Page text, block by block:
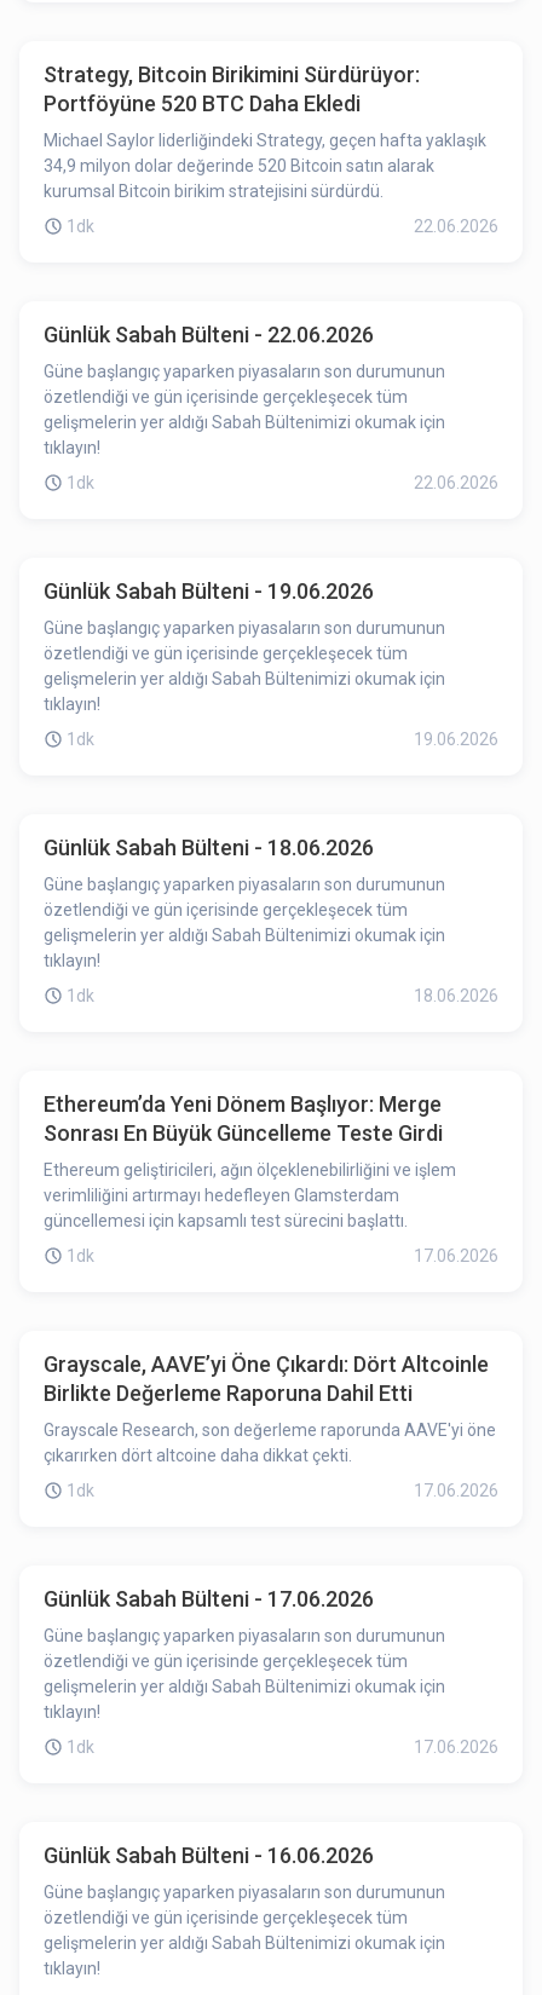
Strategy, Bitcoin Birikimini Sürdürüyor:
Portföyüne 520 BTC Daha Ekledi
Michael Saylor liderliğindeki Strategy, geçen hafta yaklaşık
34,9 milyon dolar değerinde 520 Bitcoin satın alarak
kurumsal Bitcoin birikim stratejisini sürdürdü.
1dk
22.06.2026
Günlük Sabah Bülteni - 22.06.2026
Güne başlangıç yaparken piyasaların son durumunun
özetlendiği ve gün içerisinde gerçekleşecek tüm
gelişmelerin yer aldığı Sabah Bültenimizi okumak için
tıklayın!
1dk
22.06.2026
Günlük Sabah Bülteni - 19.06.2026
Güne başlangıç yaparken piyasaların son durumunun
özetlendiği ve gün içerisinde gerçekleşecek tüm
gelişmelerin yer aldığı Sabah Bültenimizi okumak için
tıklayın!
1dk
19.06.2026
Günlük Sabah Bülteni - 18.06.2026
Güne başlangıç yaparken piyasaların son durumunun
özetlendiği ve gün içerisinde gerçekleşecek tüm
gelişmelerin yer aldığı Sabah Bültenimizi okumak için
tıklayın!
1dk
18.06.2026
Ethereum’da Yeni Dönem Başlıyor: Merge
Sonrası En Büyük Güncelleme Teste Girdi
Ethereum geliştiricileri, ağın ölçeklenebilirliğini ve işlem
verimliliğini artırmayı hedefleyen Glamsterdam
güncellemesi için kapsamlı test sürecini başlattı.
1dk
17.06.2026
Grayscale, AAVE’yi Öne Çıkardı: Dört Altcoinle
Birlikte Değerleme Raporuna Dahil Etti
Grayscale Research, son değerleme raporunda AAVE'yi öne
çıkarırken dört altcoine daha dikkat çekti.
1dk
17.06.2026
Günlük Sabah Bülteni - 17.06.2026
Güne başlangıç yaparken piyasaların son durumunun
özetlendiği ve gün içerisinde gerçekleşecek tüm
gelişmelerin yer aldığı Sabah Bültenimizi okumak için
tıklayın!
1dk
17.06.2026
Günlük Sabah Bülteni - 16.06.2026
Güne başlangıç yaparken piyasaların son durumunun
özetlendiği ve gün içerisinde gerçekleşecek tüm
gelişmelerin yer aldığı Sabah Bültenimizi okumak için
tıklayın!